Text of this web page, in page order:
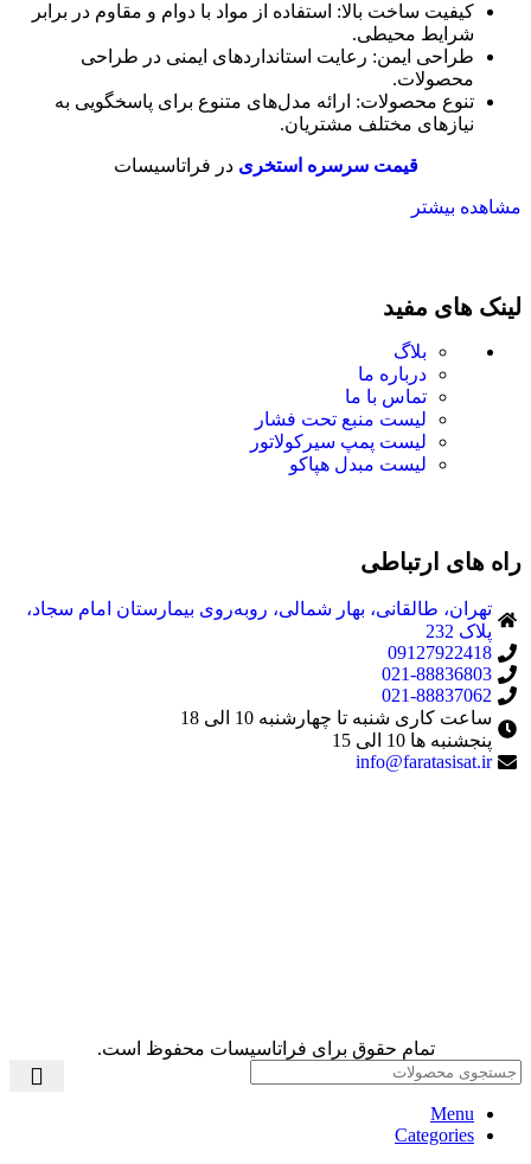
کیفیت ساخت بالا: استفاده از مواد با دوام و مقاوم در برابر
شرایط محیطی.
طراحی ایمن: رعایت استانداردهای ایمنی در طراحی
محصولات.
تنوع محصولات: ارائه مدل‌های متنوع برای پاسخگویی به
نیازهای مختلف مشتریان.
قیمت سرسره استخری در فراتاسیسات
مشاهده بیشتر
لینک های مفید
بلاگ
درباره ما
تماس با ما
لیست منبع تحت فشار
لیست پمپ سیرکولاتور
لیست مبدل هپاکو
راه های ارتباطی
تهران، طالقانی، بهار شمالی، روبه‌روی بیمارستان امام سجاد،
پلاک 232
09127922418
021-88836803
021-88837062
ساعت کاری شنبه تا چهارشنبه 10 الی 18
پنجشنبه ها 10 الی 15
info@faratasisat.ir
تمام حقوق برای فراتاسیسات محفوظ است.
Menu
Categories